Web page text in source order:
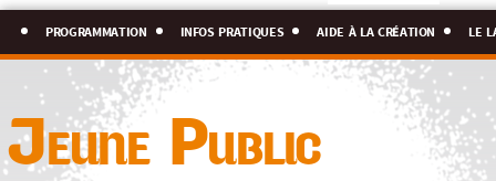
programmation infos pratiques aide à la création le
Jeune Public